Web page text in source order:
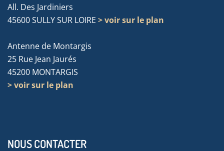
All. Des Jardiniers
45600 SULLY SUR LOIRE > voir sur le plan
Antenne de Montargis
25 Rue Jean Jaurés
45200 MONTARGIS
> voir sur le plan
NOUS CONTACTER